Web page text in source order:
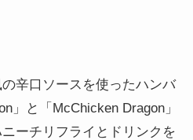
辛口ソースを使ったハンバ
」と「McChicken Dragon」
ーチリフライとドリンクを